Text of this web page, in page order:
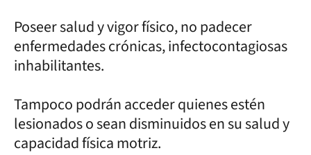
Poseer salud y vigor físico, no padecer
enfermedades crónicas, infectocontagiosas
inhabilitantes.
Tampoco podrán acceder quienes estén
lesionados o sean disminuidos en su salud y
capacidad física motriz.